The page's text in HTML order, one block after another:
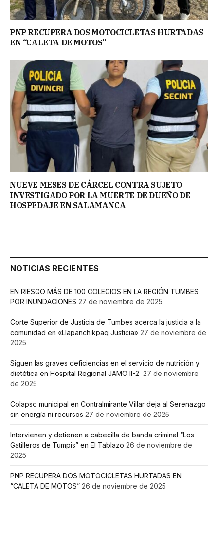
PNP RECUPERA DOS MOTOCICLETAS HURTADAS
EN “CALETA DE MOTOS”
NUEVE MESES DE CÁRCEL CONTRA SUJETO
INVESTIGADO POR LA MUERTE DE DUEÑO DE
HOSPEDAJE EN SALAMANCA
NOTICIAS RECIENTES
EN RIESGO MÁS DE 100 COLEGIOS EN LA REGIÓN TUMBES
POR INUNDACIONES 27 de noviembre de 2025
Corte Superior de Justicia de Tumbes acerca la justicia a la
comunidad en «Llapanchikpaq Justicia» 27 de noviembre de
2025
Siguen las graves deficiencias en el servicio de nutrición y
dietética en Hospital Regional JAMO II-2 27 de noviembre
de 2025
Colapso municipal en Contralmirante Villar deja al Serenazgo
sin energía ni recursos 27 de noviembre de 2025
Intervienen y detienen a cabecilla de banda criminal “Los
Gatilleros de Tumpis” en El Tablazo 26 de noviembre de
2025
PNP RECUPERA DOS MOTOCICLETAS HURTADAS EN
“CALETA DE MOTOS” 26 de noviembre de 2025